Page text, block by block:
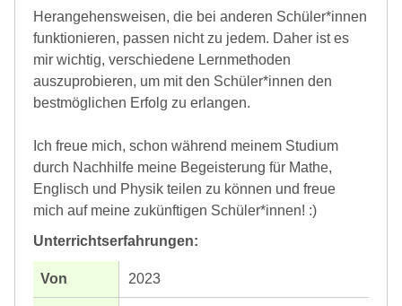
Herangehensweisen, die bei anderen Schüler*innen
funktionieren, passen nicht zu jedem. Daher ist es
mir wichtig, verschiedene Lernmethoden
auszuprobieren, um mit den Schüler*innen den
bestmöglichen Erfolg zu erlangen.
Ich freue mich, schon während meinem Studium
durch Nachhilfe meine Begeisterung für Mathe,
Englisch und Physik teilen zu können und freue
mich auf meine zukünftigen Schüler*innen! :)
Unterrichtserfahrungen:
2023